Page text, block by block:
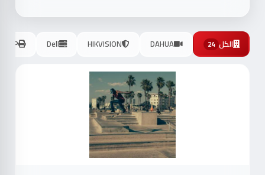
الكل 24
DAHUA
HIKVISION
Dell
HP